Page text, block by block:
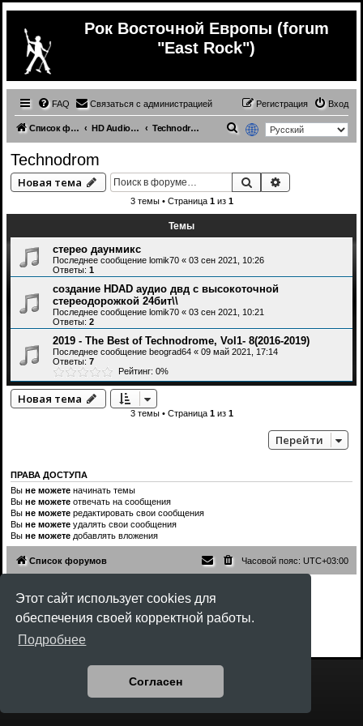
Этот сайт использует cookies для
обеспечения своей корректной работы.
Подробнее
Согласен
Рок Восточной Европы (forum
"East Rock")
FAQ Связаться с администрацией Вход
Регистрация
Список форумов HD Audio и Многоканальная Музыка Technodrom
с
Technodrom
Новая тема Поиск
3 темы • Страница 1из 1
Темы
стерео даунмикс
Последнее сообщение lomik70 « 03 сен 2021, 10:26
Ответы: 1
создание HDAD аудио двд с высокоточной
стереодорожкой 24бит\\
Последнее сообщение lomik70 « 03 сен 2021, 10:21
Ответы: 2
2019 - The Best of Technodrome, Vol1- 8(2016-2019)
Последнее сообщение beograd64 « 09 май 2021, 17:14
Ответы: 7
Рейтинг: 0%
Новая тема
3 темы • Страница 1из 1
Перейти
ПРАВА ДОСТУПА
Вы не можете начинать темы
Вы не можете отвечать на сообщения
Вы не можете редактировать свои сообщения
Вы не можете удалять свои сообщения
Вы не можете добавлять вложения
Список форумов Часовой пояс: UTC+03:00
StyleRock'n Rollported 3.3 by
Русская поддержка phpBB